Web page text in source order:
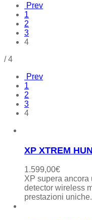
Prev
1
2
3
4
/ 4
Prev
1
2
3
4
XP XTREM
1.599,00€
XP supera
detector wireless
prestazioni